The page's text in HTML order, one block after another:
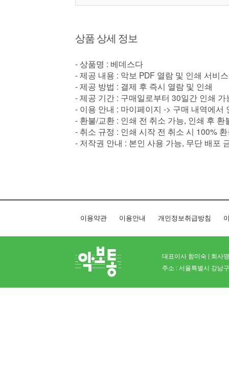
상품 상세 정보
- 상품명 : 베데스다
- 제공 내용 : 악보 PDF 열람 및 인쇄 서비스
- 제공 방법 : 결제 후 즉시 열람 및 인쇄
- 제공 기간 : 구매일로부터 30일간 인쇄
- 이용 안내 : 마이페이지 -> 구매 내역에서
- 환불/교환 : 인쇄 전 취소 가능, 인쇄 후 환
- 취소 규정 : 인쇄 시작 전 취소 시 100%
- 저작권 안내 : 본인 사용 가능, 무단 배포
이용약관 이용안내 개인정보취급방침
대표이사 함미숙 | 회사
주소 : 서울특별시 강남